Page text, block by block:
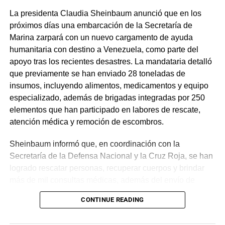
La presidenta Claudia Sheinbaum anunció que en los
próximos días una embarcación de la Secretaría de
Marina zarpará con un nuevo cargamento de ayuda
humanitaria con destino a Venezuela, como parte del
apoyo tras los recientes desastres. La mandataria detalló
que previamente se han enviado 28 toneladas de
insumos, incluyendo alimentos, medicamentos y equipo
especializado, además de brigadas integradas por 250
elementos que han participado en labores de rescate,
atención médica y remoción de escombros.
Sheinbaum informó que, en coordinación con la
Secretaría de la Defensa Nacional y la Cruz Roja, se han
logrado rescatar personas, recuperar cuerpos y brindar
plantas de energía y materiales de apoyo. Subrayó que
estas acciones responden a solicitudes del gobierno
CONTINUE READING